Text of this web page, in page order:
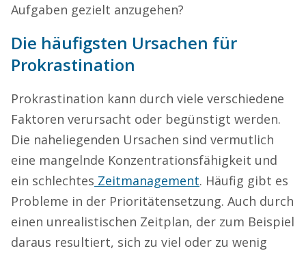
Aufgaben gezielt anzugehen?
Die häufigsten Ursachen für
Prokrastination
Prokrastination kann durch viele verschiedene
Faktoren verursacht oder begünstigt werden.
Die naheliegenden Ursachen sind vermutlich
eine mangelnde Konzentrationsfähigkeit und
ein schlechtes Zeitmanagement. Häufig gibt es
Probleme in der Prioritätensetzung. Auch durch
einen unrealistischen Zeitplan, der zum Beispiel
daraus resultiert, sich zu viel oder zu wenig